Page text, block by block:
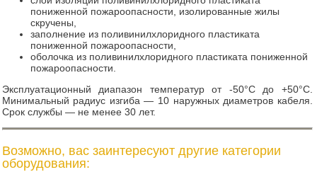
пониженной пожароопасности, изолированные жилы
скручены,
заполнение из поливинилхлоридного пластиката
пониженной пожароопасности,
оболочка из поливинилхлоридного пластиката пониженной
пожароопасности.
Эксплуатационный диапазон температур от -50°С до +50°С.
Минимальный радиус изгиба — 10 наружных диаметров кабеля.
Срок службы — не менее 30 лет.
Возможно, вас заинтересуют другие категории
оборудования: